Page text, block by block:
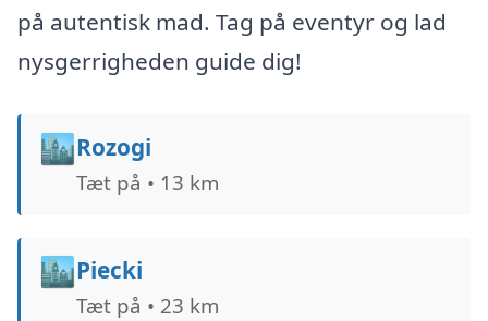
på autentisk mad. Tag på eventyr og lad
nysgerrigheden guide dig!
🏙️Rozogi
Tæt på • 13 km
🏙️Piecki
Tæt på • 23 km